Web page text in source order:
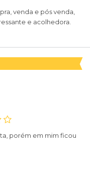
venda e pós venda,
e acolhedora.
porém em mim ficou